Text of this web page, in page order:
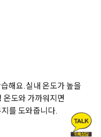
해요.실내 온도가 높을
온도와 가까워지면
를 도와줍니다.